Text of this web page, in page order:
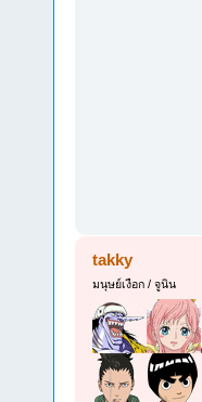
takky
มนุษย์เงือก / จูนิน